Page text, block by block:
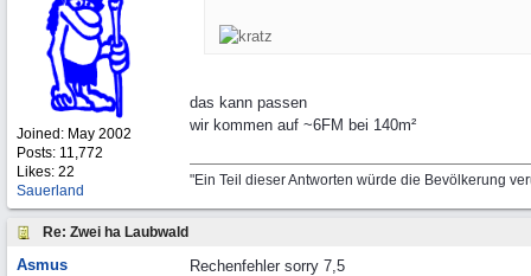
Joined: May 2002
Posts: 11,772
Likes: 22
Sauerland
das kann passen
wir kommen auf ~6FM bei 140m²
"Ein Teil dieser Antworten würde die Bevölkerung
Re: Zwei ha Laubwald
Asmus Rechenfehler sorry 7,5